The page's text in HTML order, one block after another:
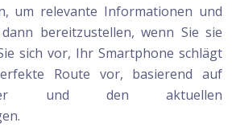
um relevante Informationen und
bereitzustellen, wenn Sie sie
sich vor, Ihr Smartphone schlägt
Route vor, basierend auf
und den aktuellen